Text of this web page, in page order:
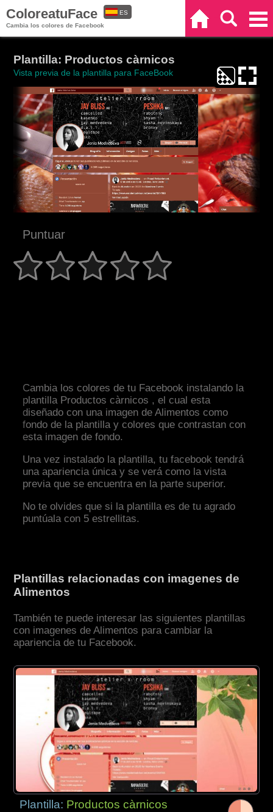
ColoreatuFace
Cambia los colores de Facebook
ES
Plantilla: Productos càrnicos
Vista previa de la plantilla para FaceBook
Puntuar
Cambia los colores de tu Facebook instalando la
plantilla Productos càrnicos , el cual esta
diseñado con una imagen de Alimentos como
fondo de la plantilla y colores que contrastan con
esta imagen de fondo.
Una vez instalado la plantilla, tu facebook tendrá
una apariencia única y se verá como la vista
previa que se encuentra en la parte superior.
No te olvides que si la plantilla es de tu agrado
puntúala con 5 estrellitas.
Plantillas relacionadas con imagenes de
Alimentos
También te puede interesar las siguientes plantillas
con imagenes de Alimentos para cambiar la
apariencia de tu Facebook.
Plantilla: Productos càrnicos